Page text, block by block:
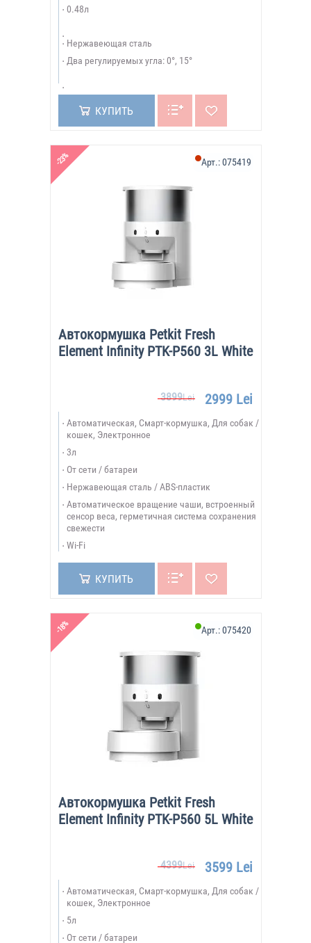
0.48л
Нержавеющая сталь
Два регулируемых угла: 0°, 15°
КУПИТЬ
-23%
Автокормушка Petkit Fresh
Element Infinity PTK-P560 3L White
Арт.:075419
3899Lei 2999 Lei
Автоматическая, Смарт-кормушка, Для собак /
кошек, Электронное
3л
От сети / батареи
Нержавеющая сталь / ABS-пластик
Автоматическое вращение чаши, встроенный
сенсор веса, герметичная система сохранения
свежести
Wi-Fi
КУПИТЬ
-18%
Автокормушка Petkit Fresh
Element Infinity PTK-P560 5L White
Арт.:075420
4399Lei 3599 Lei
Автоматическая, Смарт-кормушка, Для собак /
кошек, Электронное
5л
От сети / батареи